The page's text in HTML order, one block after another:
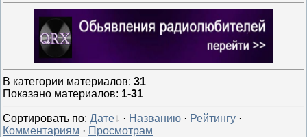
В категории материалов: 31
Показано материалов: 1-31
Сортировать по: Дате · Названию · Рейтингу ·
Комментариям · Просмотрам